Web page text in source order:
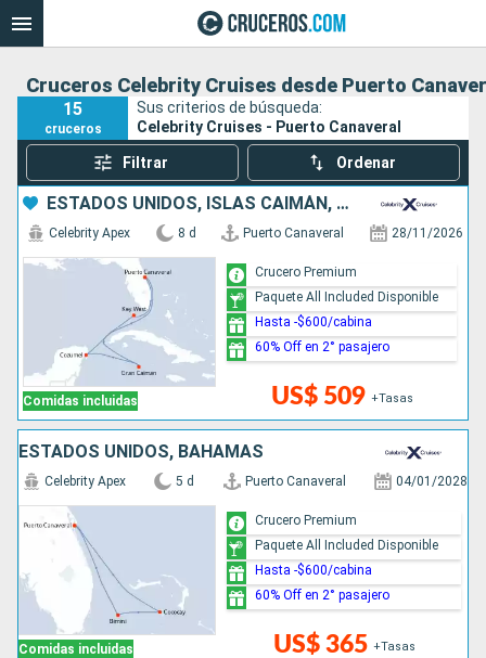
Cruceros Celebrity Cruises desde Puerto
15
cruceros
Sus criterios de búsqueda:
Celebrity Cruises - Puerto Canaveral
Filtrar Ordenar
ESTADOS UNIDOS, ISLAS CAIMÁN, MÉXICO
Comidas incluidas
Celebrity Apex 8 d Puerto Canaveral 28/11/2026
US$ 509 +Tasas
Crucero Premium
Paquete All Included Disponible
Hasta -$600/cabina
60% Off en 2° pasajero
ESTADOS UNIDOS, BAHAMAS
Comidas incluidas
Celebrity Apex 5 d Puerto Canaveral 04/01/2028
US$ 365 +Tasas
Crucero Premium
Paquete All Included Disponible
Hasta -$600/cabina
60% Off en 2° pasajero